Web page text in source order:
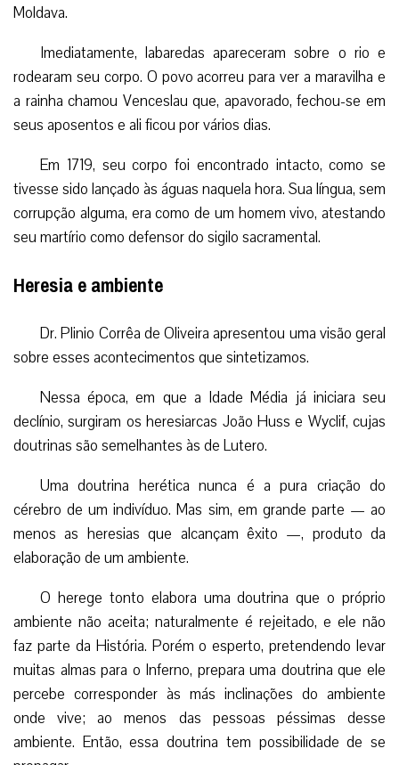
Moldava.
Imediatamente, labaredas apareceram sobre o rio e
rodearam seu corpo. O povo acorreu para ver a maravilha e
a rainha chamou Venceslau que, apavorado, fechou-se em
seus aposentos e ali ficou por vários dias.
Em 1719, seu corpo foi encontrado intacto, como se
tivesse sido lançado às águas naquela hora. Sua língua, sem
corrupção alguma, era como de um homem vivo, atestando
seu martírio como defensor do sigilo sacramental.
Heresia e ambiente
Dr. Plinio Corrêa de Oliveira apresentou uma visão geral
sobre esses acontecimentos que sintetizamos.
Nessa época, em que a Idade Média já iniciara seu
declínio, surgiram os heresiarcas João Huss e Wyclif, cujas
doutrinas são semelhantes às de Lutero.
Uma doutrina herética nunca é a pura criação do
cérebro de um indivíduo. Mas sim, em grande parte — ao
menos as heresias que alcançam êxito —, produto da
elaboração de um ambiente.
O herege tonto elabora uma doutrina que o próprio
ambiente não aceita; naturalmente é rejeitado, e ele não
faz parte da História. Porém o esperto, pretendendo levar
muitas almas para o Inferno, prepara uma doutrina que ele
percebe corresponder às más inclinações do ambiente
onde vive; ao menos das pessoas péssimas desse
ambiente. Então, essa doutrina tem possibilidade de se